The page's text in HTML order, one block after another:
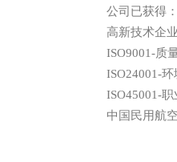
公司已获得：
高新技术企
ISO9001-质
ISO24001-
ISO45001-
中国民用航